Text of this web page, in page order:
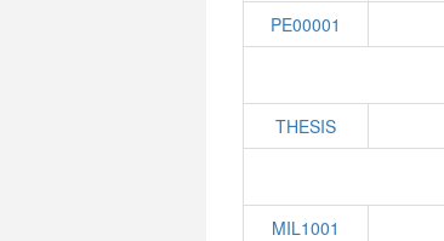
PE00001
THESIS
MIL1001